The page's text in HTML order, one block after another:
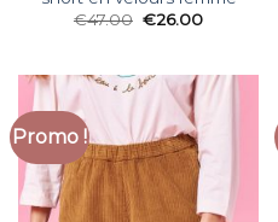
€47.00 €26.00
Promo !